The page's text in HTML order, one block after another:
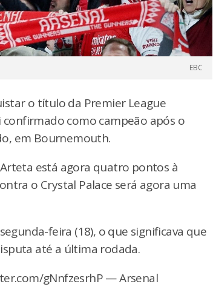
EBC
o título da Premier League
como campeão após o
em Bournemouth.
está agora quatro pontos à
o Crystal Palace será agora uma
feira (18), o que significava que
até a última rodada.
gNnfzesrhP — Arsenal